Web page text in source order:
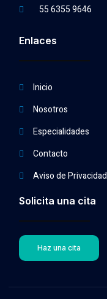
55 6355 9646
Enlaces
Inicio
Nosotros
Especialidades
Contacto
Aviso de Privacidad
Solicita una cita
Haz una cita